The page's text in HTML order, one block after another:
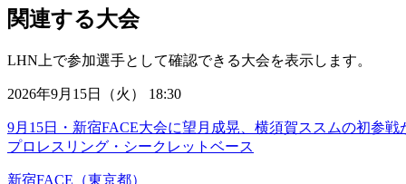
関連する大会
LHN上で参加選手として確認できる大会を表示します。
2026年9月15日（火） 18:30
9月15日・新宿FACE大会に望月成晃、横須賀ススムの初参戦
プロレスリング・シークレットベース
新宿FACE（東京都）